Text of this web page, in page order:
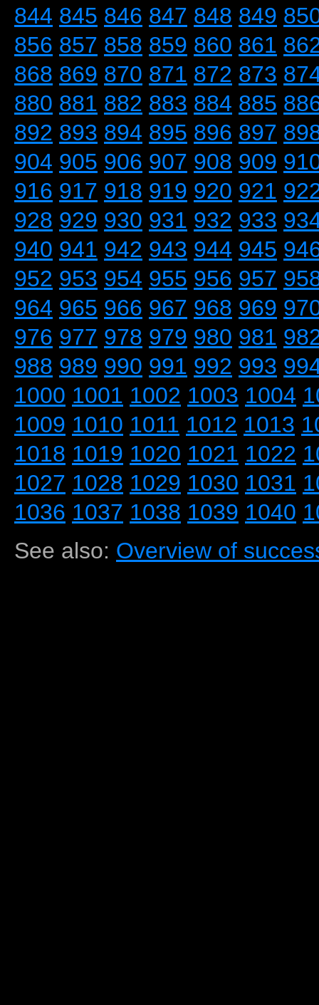
844 845 846 847 848 849
856 857 858 859 860 861
868 869 870 871 872 873
880 881 882 883 884 885
892 893 894 895 896 897
904 905 906 907 908 909
916 917 918 919 920 921
928 929 930 931 932 933
940 941 942 943 944 945
952 953 954 955 956 957
964 965 966 967 968 969
976 977 978 979 980 981
988 989 990 991 992 993
1000 1001 1002 1003 1004
1009 1010 1011 1012 1013
1018 1019 1020 1021 1022
1027 1028 1029 1030 1031
1036 1037 1038 1039 1040
See also: Overview of